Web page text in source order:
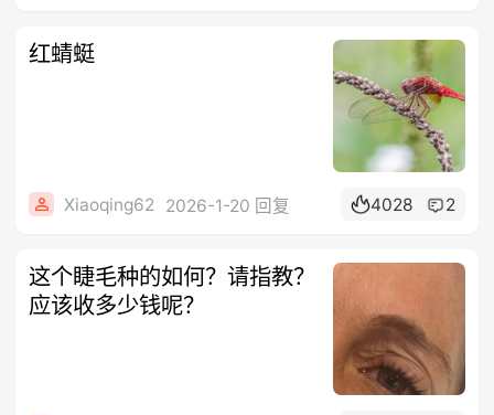
红蜻蜓
Xiaoqing62 2026-1-20 回复 4028 2
这个睫毛种的如何？请指教？
应该收多少钱呢？